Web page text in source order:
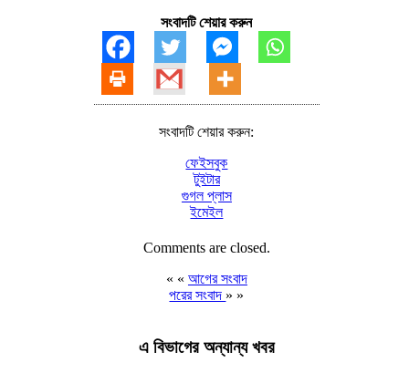
সংবাদটি শেয়ার করুন
সংবাদটি শেয়ার করুন:
ফেইসবুক
টুইটার
গুগল প্লাস
ইমেইল
Comments are closed.
« « আগের সংবাদ
পরের সংবাদ » »
এ বিভাগের অন্যান্য খবর